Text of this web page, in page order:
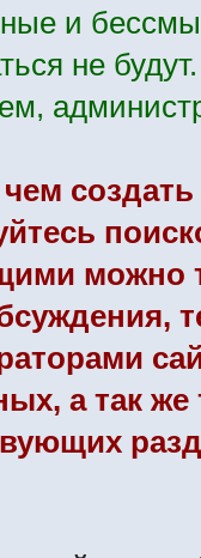
и
не будут.
создать
можно
а так